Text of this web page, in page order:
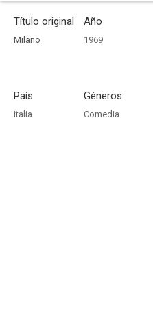
Título original
Milano
Año
1969
País
Italia
Géneros
Comedia